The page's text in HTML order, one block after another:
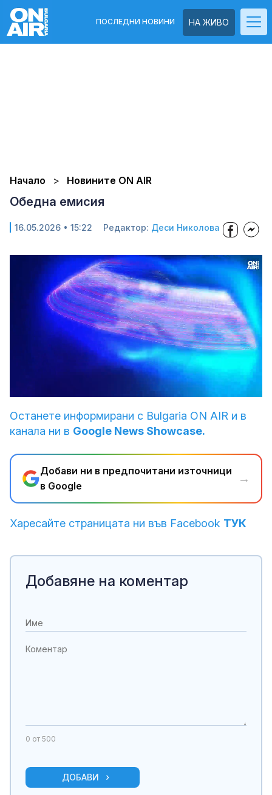
НА ЖИВО
ПОСЛЕДНИ НОВИНИ
Начало Новините ON AIR
Обедна емисия
16.05.2026 • 15:22 Редактор: Деси Николова
Останете информирани с Bulgaria ON AIR и в
канала ни в Google News Showcase.
Добави ни в предпочитани източници
в Google
→
Харесайте страницата ни във Facebook ТУК
Добавяне на коментар
0 от 500
ДОБАВИ